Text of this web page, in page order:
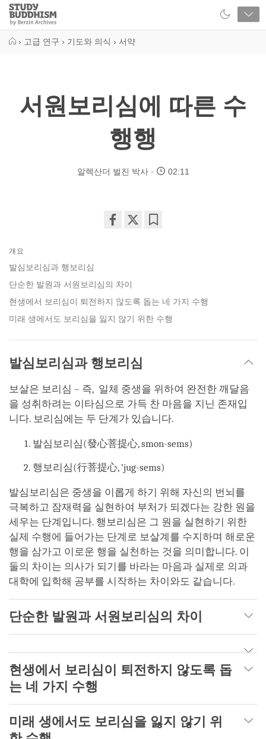
Close
Study
Buddhism
› 고급 연구 › 기도와 의식 › 서약
서원보리심에 따른 수
행행
알렉산더 벌진 박사 02:11
개요
발심보리심과 행보리심
단순한 발원과 서원보리심의 차이
현생에서 보리심이 퇴전하지 않도록 돕는 네 가지 수행
미래 생에서도 보리심을 잃지 않기 위한 수행
발심보리심과 행보리심
보살은 보리심 – 즉, 일체 중생을 위하여 완전한 깨달음
을 성취하려는 이타심으로 가득 찬 마음을 지닌 존재입
니다. 보리심에는 두 단계가 있습니다.
발심보리심(發心菩提心, smon-sems)
행보리심(行菩提心, ’jug-sems)
발심보리심은 중생을 이롭게 하기 위해 자신의 번뇌를
극복하고 잠재력을 실현하여 부처가 되겠다는 강한 원을
세우는 단계입니다. 행보리심은 그 원을 실현하기 위한
실제 수행에 들어가는 단계로 보살계를 수지하며 해로운
행을 삼가고 이로운 행을 실천하는 것을 의미합니다. 이
둘의 차이는 의사가 되기를 바라는 마음과 실제로 의과
대학에 입학해 공부를 시작하는 차이와도 같습니다.
단순한 발원과 서원보리심의 차이
현생에서 보리심이 퇴전하지 않도록 돕
는 네 가지 수행
미래 생에서도 보리심을 잃지 않기 위